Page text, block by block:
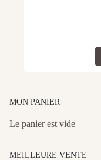
MON PANIER
Le panier est vide
MEILLEURE VENTE